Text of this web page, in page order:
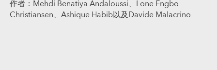
作者：Mehdi Benatiya Andaloussi、Lone Engbo
Christiansen、Ashique Habib以及Davide Malacrino